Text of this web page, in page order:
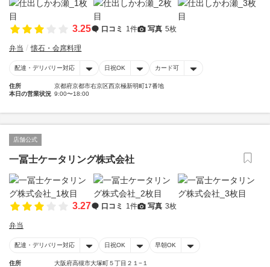
3.25 口コミ 1件 写真 5枚
弁当 懐石・会席料理
配達・デリバリー対応 日祝OK カード可
住所
京都府京都市右京区西京極新明町17番地
本日の営業状況 9:00〜18:00
店舗公式
一冨士ケータリング株式会社
3.27 口コミ 1件 写真 3枚
弁当
配達・デリバリー対応 日祝OK 早朝OK
住所
大阪府高槻市大塚町５丁目２１−１